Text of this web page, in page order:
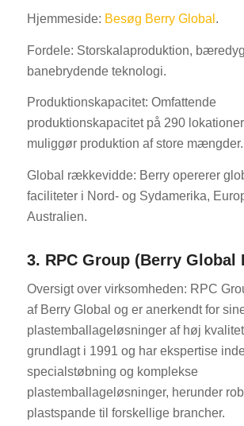
Hjemmeside: Besøg Berry Global .
Fordele: Storskalaproduktion,
banebrydende teknologi.
Produktionskapacitet: Omfattende
produktionskapacitet på 290
muliggør produktion af store mængder.
Global rækkevidde: Berry opererer
faciliteter i Nord- og Sydamerika,
Australien.
3. RPC Group (Berry Global
Oversigt over virksomheden: RPC
af Berry Global og er anerkendt for
plastemballageløsninger af høj
grundlagt i 1991 og har ekspertise
specialstøbning og komplekse
plastemballageløsninger, herunder
plastspande til forskellige brancher.